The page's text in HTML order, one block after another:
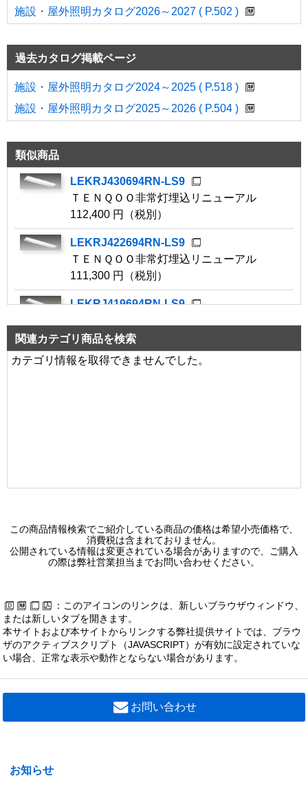
施設・屋外照明カタログ2026～2027 ( P.502 )
過去カタログ掲載ページ
施設・屋外照明カタログ2024～2025 ( P.518 )
施設・屋外照明カタログ2025～2026 ( P.504 )
類似商品
LEKRJ430694RN-LS9
ＴＥＮＱＯＯ非常灯埋込リニューアル
112,400 円（税別）
LEKRJ422694RN-LS9
ＴＥＮＱＯＯ非常灯埋込リニューアル
111,300 円（税別）
LEKRJ419694RN-LS9
111,200 円（税別）
LEKRJ430524RN-LS9
LEKRJ419524RN-LS9
LEKRJ430404RN-LS9
ＴＥＮＱＯＯ非常灯埋込リニューアル
LEKRJ422404RN-LS9
ＴＥＮＱＯＯ非常灯埋込リニューアル
102,700 円（税別）
102,600 円（税別）
関連カテゴリ商品を検索
カテゴリ情報を取得できませんでした。
この商品情報検索でご紹介している商品の価格は希望小売価格で、
消費税は含まれておりません。
公開されている情報は変更されている場合がありますので、ご購入
の際は弊社営業担当までお問い合わせください。
：このアイコンのリンクは、新しいブラウザウィンドウ、
または新しいタブを開きます。
本サイトおよび本サイトからリンクする弊社提供サイトでは、ブラウ
ザのアクティブスクリプト（JAVASCRIPT）が有効に設定されていな
い場合、正常な表示や動作とならない場合があります。
お問い合わせ
お知らせ